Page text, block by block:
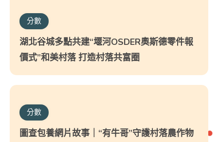
分數
湖北谷城多點共建“堰河OSDER奧斯德零件報
價式”和美村落 打造村落共富圈
分數
圖查包養網片故事｜“有牛哥”守護村落農作物